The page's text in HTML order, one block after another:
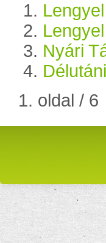
Nyári
1. oldal / 6